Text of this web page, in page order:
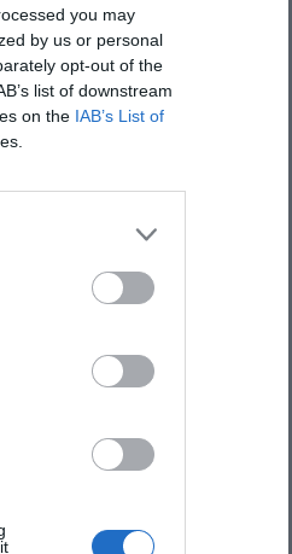
you may
by us or personal
opt-out of the
list of downstream
on the IAB’s List of
wody.